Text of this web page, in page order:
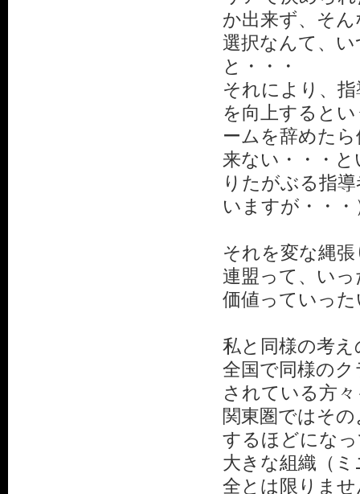
か出来ず、そ
選択なんて、
と・・・
それにより、
を向上すると
ームを辞めた
来ない・・・
りたがぶる指
いますが・・・
それを変な縄
連盟って、い
価値っていっ
私と同様の考
全国で同様の
されている方
関東圏ではそ
するほどにな
大きな組織（
全とは限りま